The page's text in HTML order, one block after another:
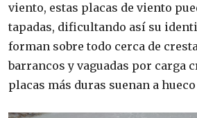
viento, estas placas de viento
tapadas, dificultando así su
forman sobre todo cerca de
barrancos y vaguadas por carga
placas más duras suenan a